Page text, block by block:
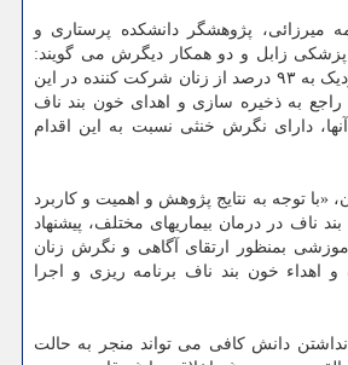
پژوهشگر دانشکده پرستاری و
پزشکی زابل و دو همکار دیگرش می گویند:
«طبق یافته های ما، نزدیک به ۹۳ درصد از زنان شرکت کننده در این
راجع به ذخیره سازی و اهدای خون بند ناف
آنها، دارای نگرش خنثی نسبت به این اقدام
«با توجه به نتایج پژوهش و اهمیت و کاربرد
ناف در درمان بیماریهای مختلف، پیشنهاد
بمنظور ارتقای آگاهی و نگرش زنان
اهداء خون بند ناف برنامه ریزی و اجرا
دانش کافی می تواند منجر به حالت